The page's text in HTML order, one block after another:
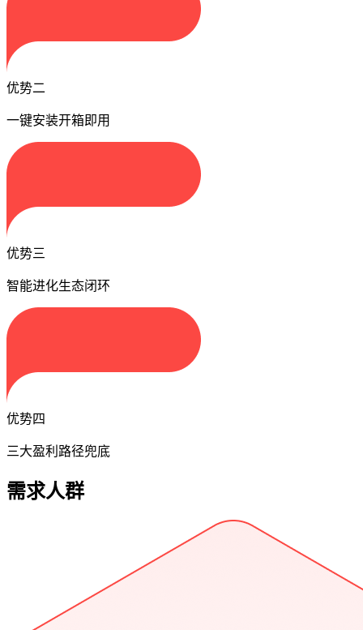
优势二
一键安装开箱即用
优势三
智能进化生态闭环
优势四
三大盈利路径兜底
需求人群